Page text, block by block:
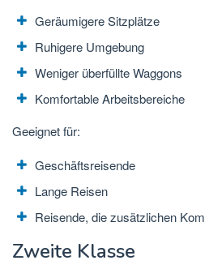
Geräumigere Sitzplätze
Ruhigere Umgebung
Weniger überfüllte Waggons
Komfortable Arbeitsbereiche
Geeignet für:
Geschäftsreisende
Lange Reisen
Reisende, die zusätzlichen
Zweite Klasse